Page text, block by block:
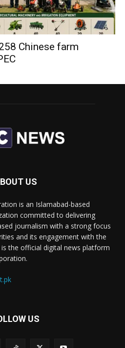
Chinese farm
US
is an Islamabad-based
committed to delivering
journalism with a strong focus
and its engagement with the
the official digital news platform
US